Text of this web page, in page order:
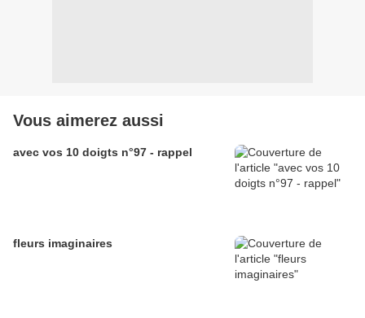
Vous aimerez aussi
avec vos 10 doigts n°97 - rappel
fleurs imaginaires